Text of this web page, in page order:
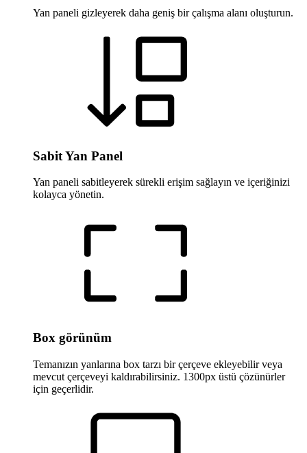
Yan paneli gizleyerek daha geniş bir çalışma alanı oluşturun.
Sabit Yan Panel
Yan paneli sabitleyerek sürekli erişim sağlayın ve içeriğinizi
kolayca yönetin.
Box görünüm
Temanızın yanlarına box tarzı bir çerçeve ekleyebilir veya
mevcut çerçeveyi kaldırabilirsiniz. 1300px üstü çözünürler
için geçerlidir.